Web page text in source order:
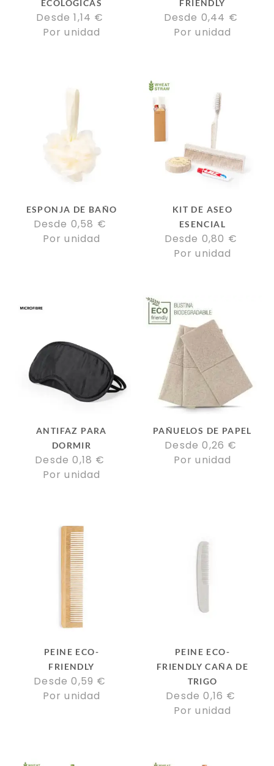
ECOLÓGICAS
Desde 1,14 €
Por unidad
FRIENDLY
Desde 0,44 €
Por unidad
ESPONJA DE BAÑO
Desde 0,58 €
Por unidad
KIT DE ASEO
ESENCIAL
Desde 0,80 €
Por unidad
ANTIFAZ PARA
DORMIR
Desde 0,18 €
Por unidad
PAÑUELOS DE PAPEL
Desde 0,26 €
Por unidad
PEINE ECO-
FRIENDLY
Desde 0,59 €
Por unidad
PEINE ECO-
FRIENDLY CAÑA DE
TRIGO
Desde 0,16 €
Por unidad